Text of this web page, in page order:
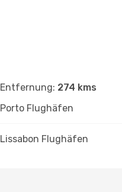
Entfernung: 274 kms
Porto Flughäfen
Lissabon Flughäfen